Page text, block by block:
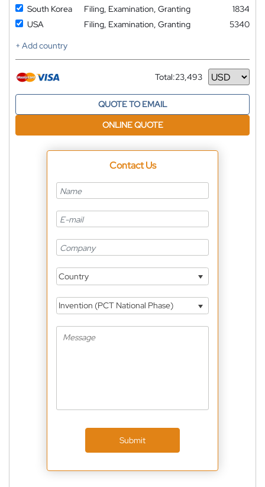
South Korea Filing, Examination, Granting
1834
USA
Filing, Examination, Granting
5340
+ Add country
Total:23,493
Currency
QUOTE TO EMAIL
ONLINE QUOTE
Contact Us
Country
Invention (PCT National Phase)
Submit